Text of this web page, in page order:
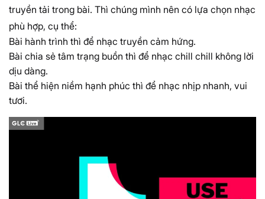
truyền tải trong bài. Thì chúng mình nên có lựa chọn nhạc
phù hợp, cụ thể:
Bài hành trình thì để nhạc truyền cảm hứng.
Bài chia sẻ tâm trạng buồn thì để nhạc chill chill không lời
dịu dàng.
Bài thể hiện niềm hạnh phúc thì để nhạc nhịp nhanh, vui
tươi.